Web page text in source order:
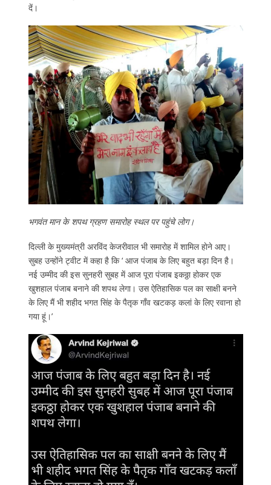
दें।
भगवंत मान के शपथ ग्रहण समारोह स्‍थल पर पहुंचे लाेग।
दिल्‍ली के मुख्‍यमंत्री अरविंद केजरीवाल भी समारोह में शामिल हा‍ेने आए।
सुबह उन्‍होंने ट्वीट में कहा है कि ‘ आज पंजाब के लिए बहुत बड़ा दिन है।
नई उम्मीद की इस सुनहरी सुबह में आज पूरा पंजाब इकठ्ठा होकर एक
खुशहाल पंजाब बनाने की शपथ लेगा। उस ऐतिहासिक पल का साक्षी बनने
के लिए मैं भी शहीद भगत सिंह के पैतृक गाँव खटकड़ कलां के लिए रवाना हो
गया हूं।’